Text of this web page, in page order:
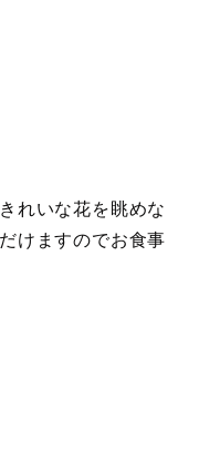
れいな花を眺めな
けますのでお食事